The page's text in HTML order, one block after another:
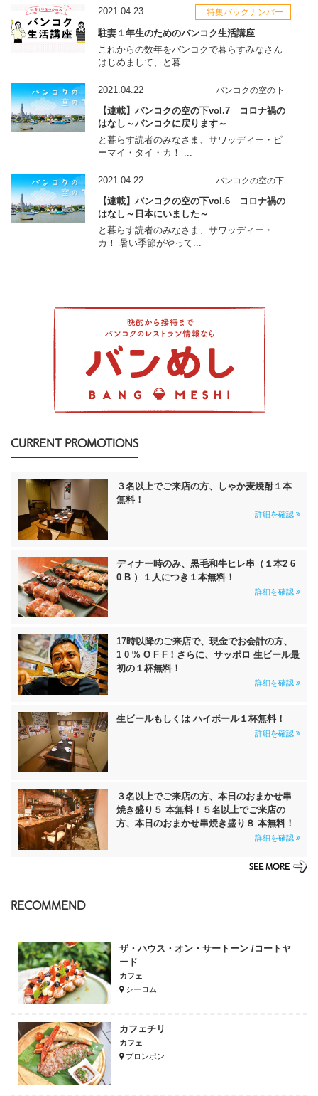
2021.04.23 特集バックナンバー
駐妻１年生のためのバンコク生活講座
これからの数年をバンコクで暮らすみなさん
はじめまして、と暮...
2021.04.22 バンコクの空の下
【連載】バンコクの空の下vol.7 コロナ禍の
はなし～バンコクに戻ります～
と暮らす読者のみなさま、サワッディー・ピ
ーマイ・タイ・カ！ ...
2021.04.22 バンコクの空の下
【連載】バンコクの空の下vol.6 コロナ禍の
はなし～日本にいました～
と暮らす読者のみなさま、サワッディー・
カ！ 暑い季節がやって...
CURRENT PROMOTIONS
３名以上でご来店の方、しゃか麦焼酎１本
無料！
詳細を確認
ディナー時のみ、黒毛和牛ヒレ串（１本2 6
0 B ）１人につき１本無料！
詳細を確認
17時以降のご来店で、現金でお会計の方、
1 0 % O F F！さらに、サッポロ 生ビール最
初の１杯無料！
詳細を確認
生ビールもしくは ハイボール１杯無料！
詳細を確認
３名以上でご来店の方、本日のおまかせ串
焼き盛り５ 本無料！５名以上でご来店の
方、本日のおまかせ串焼き盛り８ 本無料！
詳細を確認
SEE MORE
RECOMMEND
ザ・ハウス・オン・サートーン /コートヤ
ード
カフェ
シーロム
カフェチリ
カフェ
プロンポン